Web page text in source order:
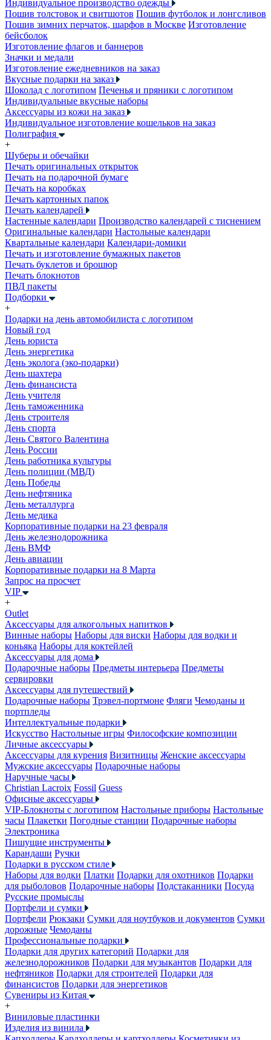
Индивидуальное производство одежды
Пошив толстовок и свитшотов Пошив футболок и лонгсливов
Пошив зимних перчаток, шарфов в Москве Изготовление
бейсболок
Изготовление флагов и баннеров
Значки и медали
Изготовление ежедневников на заказ
Вкусные подарки на заказ
Шоколад с логотипом Печенья и пряники с логотипом
Индивидуальные вкусные наборы
Аксессуары из кожи на заказ
Индивидуальное изготовление кошельков на заказ
Полиграфия
+
Шуберы и обечайки
Печать оригинальных открыток
Печать на подарочной бумаге
Печать на коробках
Печать картонных папок
Печать календарей
Настенные календари Производство календарей с тиснением
Оригинальные календари Настольные календари
Квартальные календари Календари-домики
Печать и изготовление бумажных пакетов
Печать буклетов и брошюр
Печать блокнотов
ПВД пакеты
Подборки
+
Подарки на день автомобилиста с логотипом
Новый год
День юриста
День энергетика
День эколога (эко-подарки)
День шахтера
День финансиста
День учителя
День таможенника
День строителя
День спорта
День Святого Валентина
День России
День работника культуры
День полиции (МВД)
День Победы
День нефтяника
День металлурга
День медика
Корпоративные подарки на 23 февраля
День железнодорожника
День ВМФ
День авиации
Корпоративные подарки на 8 Марта
Запрос на просчет
VIP
+
Outlet
Аксессуары для алкогольных напитков
Винные наборы Наборы для виски Наборы для водки и
коньяка Наборы для коктейлей
Аксессуары для дома
Подарочные наборы Предметы интерьера Предметы
сервировки
Аксессуары для путешествий
Подарочные наборы Трэвел-портмоне Фляги Чемоданы и
портпледы
Интеллектуальные подарки
Искусство Настольные игры Философские композиции
Личные аксессуары
Аксессуары для курения Визитницы Женские аксессуары
Мужские аксессуары Подарочные наборы
Наручные часы
Christian Lacroix Fossil Guess
Офисные аксессуары
VIP-Блокноты с логотипом Настольные приборы Настольные
часы Плакетки Погодные станции Подарочные наборы
Электроника
Пишущие инструменты
Карандаши Ручки
Подарки в русском стиле
Наборы для водки Платки Подарки для охотников Подарки
для рыболовов Подарочные наборы Подстаканники Посуда
Русские промыслы
Портфели и сумки
Портфели Рюкзаки Сумки для ноутбуков и документов Сумки
дорожные Чемоданы
Профессиональные подарки
Подарки для других категорий Подарки для
железнодорожников Подарки для музыкантов Подарки для
нефтяников Подарки для строителей Подарки для
финансистов Подарки для энергетиков
Сувениры из Китая
+
Виниловые пластинки
Изделия из винила